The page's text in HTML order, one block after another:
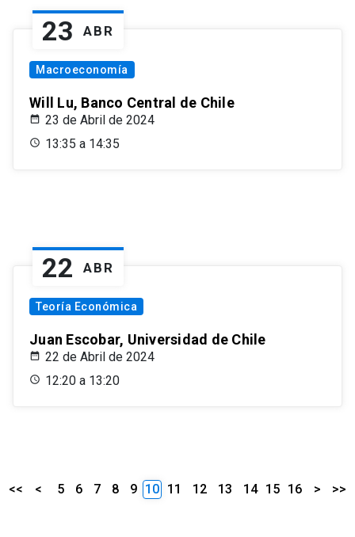
23 ABR
Macroeconomía
Will Lu, Banco Central de Chile
23 de Abril de 2024
13:35 a 14:35
22 ABR
Teoría Económica
Juan Escobar, Universidad de Chile
22 de Abril de 2024
12:20 a 13:20
<< < 5 6 7 8 9 10 11 12 13 14 15 16 > >>